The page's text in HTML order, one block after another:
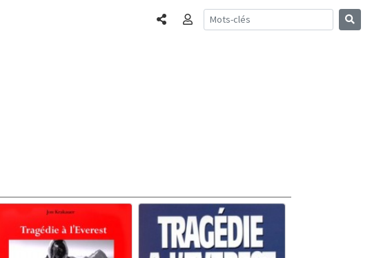
PartagerConnexion